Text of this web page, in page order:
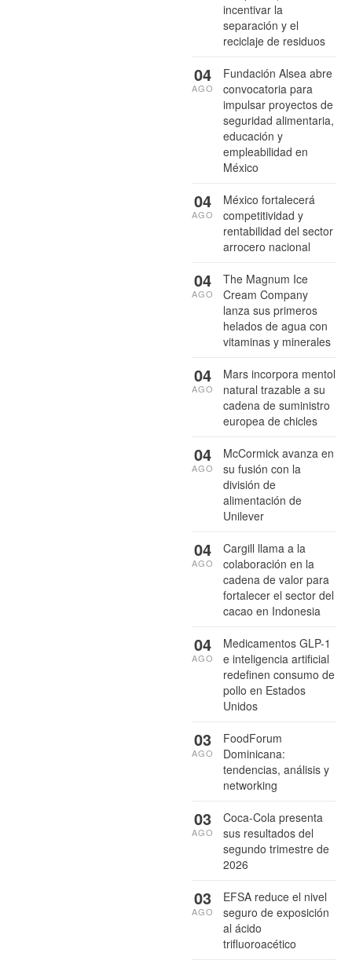
incentivar la
separación y el
reciclaje de residuos
Fundación Alsea abre
convocatoria para
impulsar proyectos de
seguridad alimentaria,
educación y
empleabilidad en
México
04
AGO
México fortalecerá
competitividad y
rentabilidad del sector
arrocero nacional
04
AGO
The Magnum Ice
Cream Company
lanza sus primeros
helados de agua con
vitaminas y minerales
04
AGO
Mars incorpora mentol
natural trazable a su
cadena de suministro
europea de chicles
04
AGO
McCormick avanza en
su fusión con la
división de
alimentación de
Unilever
04
AGO
Cargill llama a la
colaboración en la
cadena de valor para
fortalecer el sector del
cacao en Indonesia
04
AGO
Medicamentos GLP-1
e inteligencia artificial
redefinen consumo de
pollo en Estados
Unidos
04
AGO
FoodForum
Dominicana:
tendencias, análisis y
networking
03
AGO
Coca-Cola presenta
sus resultados del
segundo trimestre de
2026
03
AGO
EFSA reduce el nivel
seguro de exposición
al ácido
trifluoroacético
03
AGO